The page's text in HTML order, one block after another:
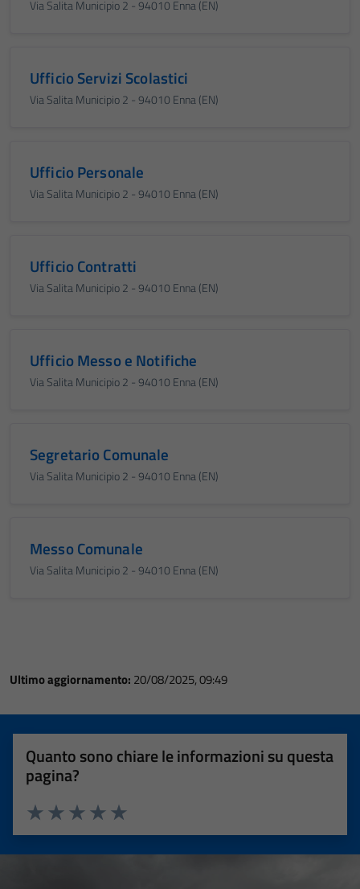
Via Salita Municipio 2 - 94010 Enna (EN)
Ufficio Servizi Scolastici
Via Salita Municipio 2 - 94010 Enna (EN)
Ufficio Personale
Via Salita Municipio 2 - 94010 Enna (EN)
Ufficio Contratti
Via Salita Municipio 2 - 94010 Enna (EN)
Ufficio Messo e Notifiche
Via Salita Municipio 2 - 94010 Enna (EN)
Segretario Comunale
Via Salita Municipio 2 - 94010 Enna (EN)
Messo Comunale
Via Salita Municipio 2 - 94010 Enna (EN)
Ultimo aggiornamento: 20/08/2025, 09:49
Quanto sono chiare le informazioni su questa
pagina?
Valuta 5 stelle su 5
Valuta 4 stelle su 5
Valuta 3 stelle su 5
Valuta 2 stelle su 5
Valuta 1 stelle su 5